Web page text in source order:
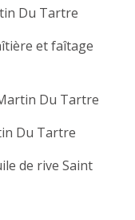
Du Tartre
et faîtage
Du Tartre
Du Tartre
de rive Saint